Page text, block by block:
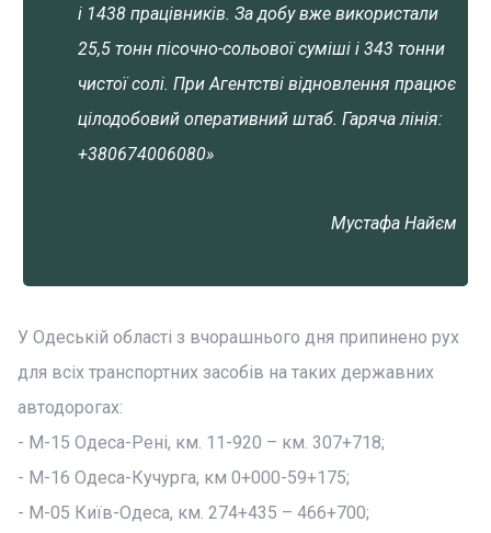
і 1438 працівників. За добу вже використали
25,5 тонн пісочно-сольової суміші і 343 тонни
чистої солі. При Агентстві відновлення працює
цілодобовий оперативний штаб. Гаряча лінія:
+380674006080»
Мустафа Найєм
У Одеській області з вчорашнього дня припинено рух
для всіх транспортних засобів на таких державних
автодорогах:
- М-15 Одеса-Рені, км. 11-920 – км. 307+718;
- М-16 Одеса-Кучурга, км 0+000-59+175;
- М-05 Київ-Одеса, км. 274+435 – 466+700;